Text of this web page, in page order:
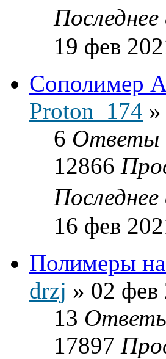
19 фев
Сополимер
Proton_174 »
6 Ответы
12866
16 фев
Полимеры на
drzj » 02 фев
13
17897